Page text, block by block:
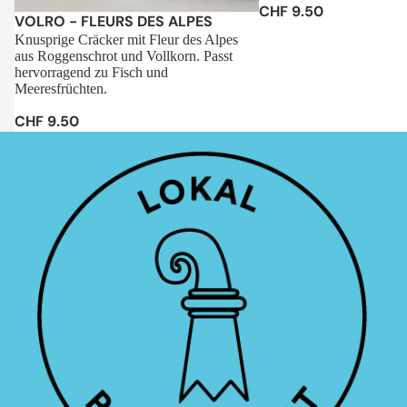
Sale
VOLRO - FLEURS DES ALPES
Knusprige Cräcker mit Fleur des Alpes
aus Roggenschrot und Vollkorn. Passt
hervorragend zu Fisch und
Meeresfrüchten.
CHF 9.50
CHF 9.50